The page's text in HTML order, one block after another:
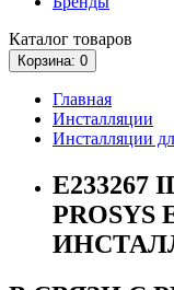
Каталог товаров
Корзина: 0
Главная
Инсталляции
Инсталляции
E233267
PROSYS